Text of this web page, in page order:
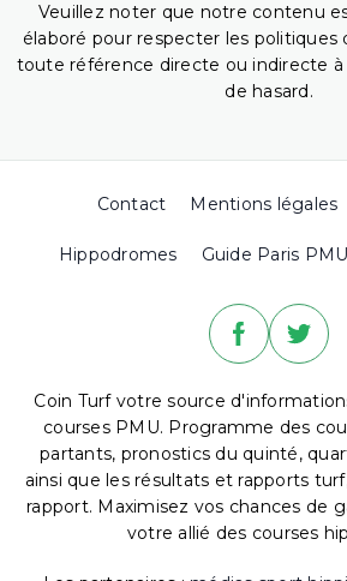
Veuillez noter que notre contenu
élaboré pour respecter les politiques
toute référence directe ou indirecte
de hasard.
Contact Mentions légales
Hippodromes Guide Paris PMU
Coin Turf votre source
courses PMU. Programme des
partants, pronostics du quinté,
ainsi que les résultats et rapports
rapport. Maximisez vos chances de
votre allié des courses